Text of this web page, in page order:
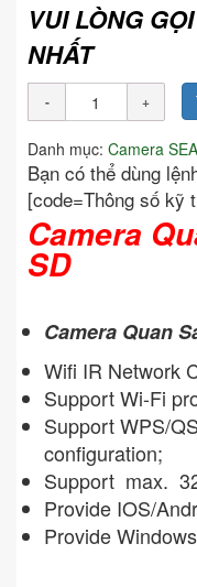
VUI LÒNG
NHẤT
Danh mục: Camera
Bạn có thể dùng
[code=Thông số kỹ
Camera
SD
Camera Quan
Wifi IR Network
Support Wi-Fi
Support WPS/
configuration;
Support max.
Provide IOS/
Provide